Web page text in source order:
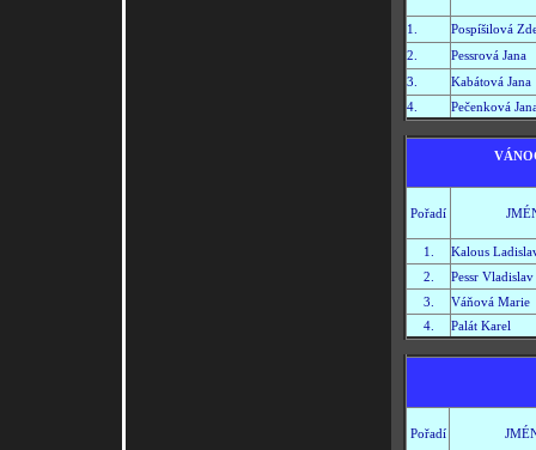
1.
Pospíšilová
2.
Pessrová Jana
3.
Kabátová Jana
4.
Pečenková
Pořadí
1.
Kalous
2.
Pessr Vladislav
3.
Váňová Marie
4.
Palát Karel
Pořadí